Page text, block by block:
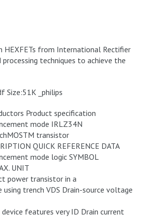
HEXFETs from International Rectifier
techniques to achieve the
Size:51K _philips
Product specification
mode IRLZ34N
transistor
QUICK REFERENCE DATA
mode logic SYMBOL
UNIT
power transistor in a
trench VDS Drain-source voltage
features very ID Drain current